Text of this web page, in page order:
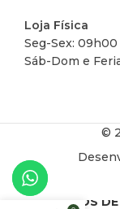
Loja Física
Seg-Sex:
Sáb-Dom e
©
CABOS DE